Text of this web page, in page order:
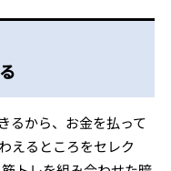
るから、お金を払って
えるところをセレク